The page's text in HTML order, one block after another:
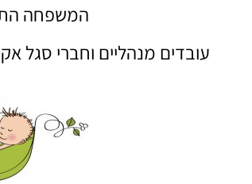
המשפחה
עובדים מנהליים וחברי סגל